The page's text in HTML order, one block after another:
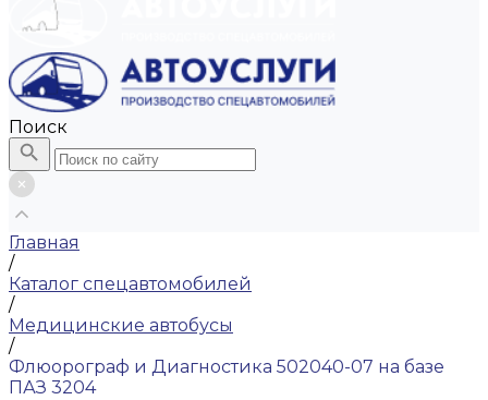
Поиск
Главная
/
Каталог спецавтомобилей
/
Медицинские автобусы
/
Флюорограф и Диагностика 502040-07 на базе
ПАЗ 3204